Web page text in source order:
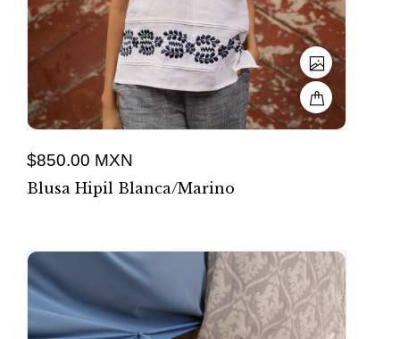
$850.00 MXN
Blusa Hipil Blanca/marino